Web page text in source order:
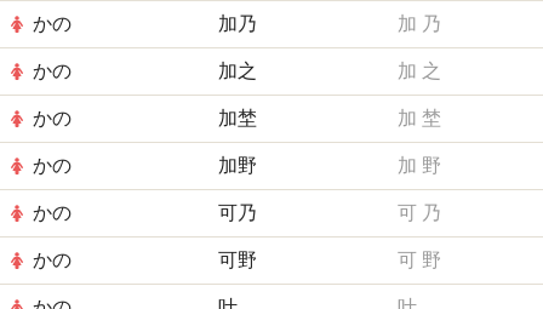
かの 加乃 加 乃
かの 加之 加 之
かの 加埜 加 埜
かの 加野 加 野
かの 可乃 可 乃
かの 可野 可 野